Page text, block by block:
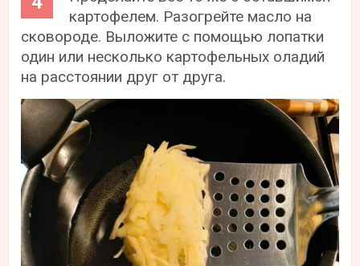
картофелем. Разогрейте масло на
сковороде. Выложите с помощью лопатки
один или несколько картофельных оладий
на расстоянии друг от друга.